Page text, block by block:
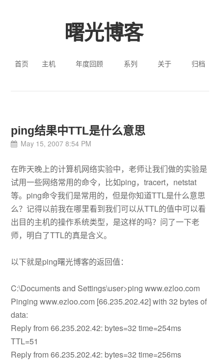
曙光博客
首页 主机 年度回顾 系列 关于 归档
ping结果中TTL是什么意思
May 15, 2007 8:54 PM
在昨天晚上的计算机网络实验中，老师让我们做的实验是
试用一些网络常用的命令，比如ping，tracert，netstat
等。ping命令我们是常用的，但是你知道TTL是什么意思
么？记得以前我在哪里看到我们可以从TTL的值中可以看
出目的主机的操作系统类型，是这样的吗？问了一下老
师，明白了TTL的真是含义。
以下就是ping曙光博客的返回值：
C:\Documents and Settings\user>ping www.ezloo.com
Pinging www.ezloo.com [66.235.202.42] with 32 bytes of
data:
Reply from 66.235.202.42: bytes=32 time=254ms
TTL=51
Reply from 66.235.202.42: bytes=32 time=256ms